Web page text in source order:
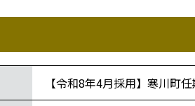
【令和8年4月採用】寒川町